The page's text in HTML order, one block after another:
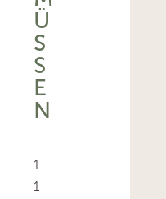
Ü
S
S
E
N
1
1